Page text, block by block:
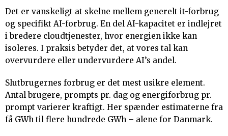
Det er vanskeligt at skelne mellem generelt it-forbrug
og specifikt AI-forbrug. En del AI-kapacitet er indlejret
i bredere cloudtjenester, hvor energien ikke kan
isoleres. I praksis betyder det, at vores tal kan
overvurdere eller undervurdere AI’s andel.
Slutbrugernes forbrug er det mest usikre element.
Antal brugere, prompts pr. dag og energiforbrug pr.
prompt varierer kraftigt. Her spænder estimaterne fra
få GWh til flere hundrede GWh – alene for Danmark.